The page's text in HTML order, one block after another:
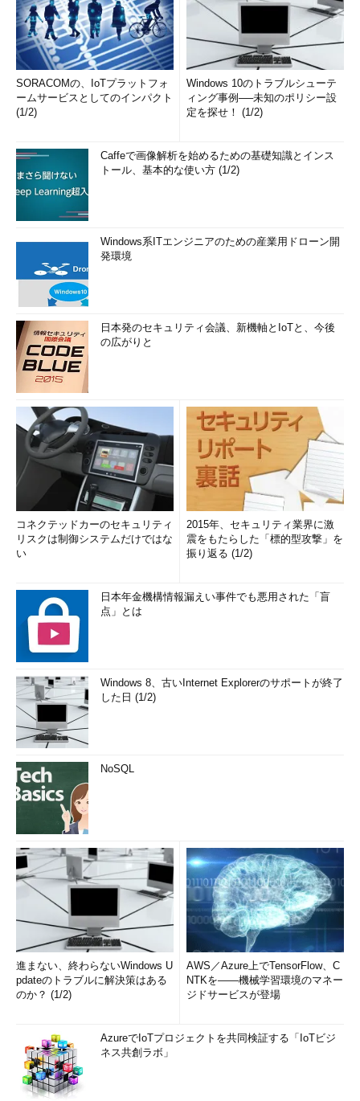
SORACOMの、IoTプラットフォ
ームサービスとしてのインパクト
(1/2)
Windows 10のトラブルシューテ
ィング事例──未知のポリシー設
定を探せ！ (1/2)
Caffeで画像解析を始めるための基礎知識とインス
トール、基本的な使い方 (1/2)
Windows系ITエンジニアのための産業用ドローン開
発環境
日本発のセキュリティ会議、新機軸とIoTと、今後
の広がりと
コネクテッドカーのセキュリティ
リスクは制御システムだけではな
い
2015年、セキュリティ業界に激
震をもたらした「標的型攻撃」を
振り返る (1/2)
日本年金機構情報漏えい事件でも悪用された「盲
点」とは
Windows 8、古いInternet Explorerのサポートが終了
した日 (1/2)
NoSQL
進まない、終わらないWindows U
pdateのトラブルに解決策はある
のか？ (1/2)
AWS／Azure上でTensorFlow、C
NTKを――機械学習環境のマネー
ジドサービスが登場
AzureでIoTプロジェクトを共同検証する「IoTビジ
ネス共創ラボ」